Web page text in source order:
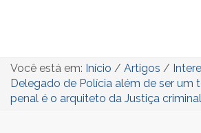
Você está em: Início / Artigos /
Delegado de Polícia além de ser um
penal é o arquiteto da Justiça criminal